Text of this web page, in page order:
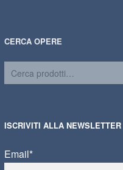
CERCA OPERE
ISCRIVITI ALLA NEWSLETTER
Email*